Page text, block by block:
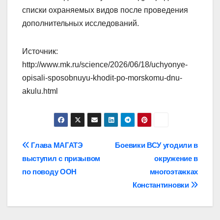
списки охраняемых видов после проведения
дополнительных исследований.
Источник:
http://www.mk.ru/science/2026/06/18/uchyonye-
opisali-sposobnuyu-khodit-po-morskomu-dnu-
akulu.html
Навигация
по
Боевики ВСУ угодили в
окружение в
многоэтажках
Константиновки
Глава МАГАТЭ
выступил с призывом
по поводу ООН